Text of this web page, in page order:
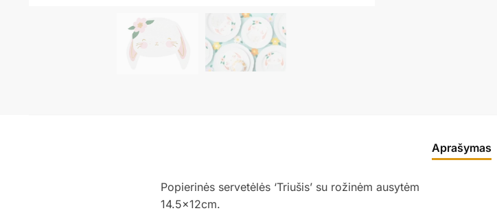
Aprašymas
Popierinės servetėlės ‘Triušis’ su rožinėm ausytėm
14.5x12cm.